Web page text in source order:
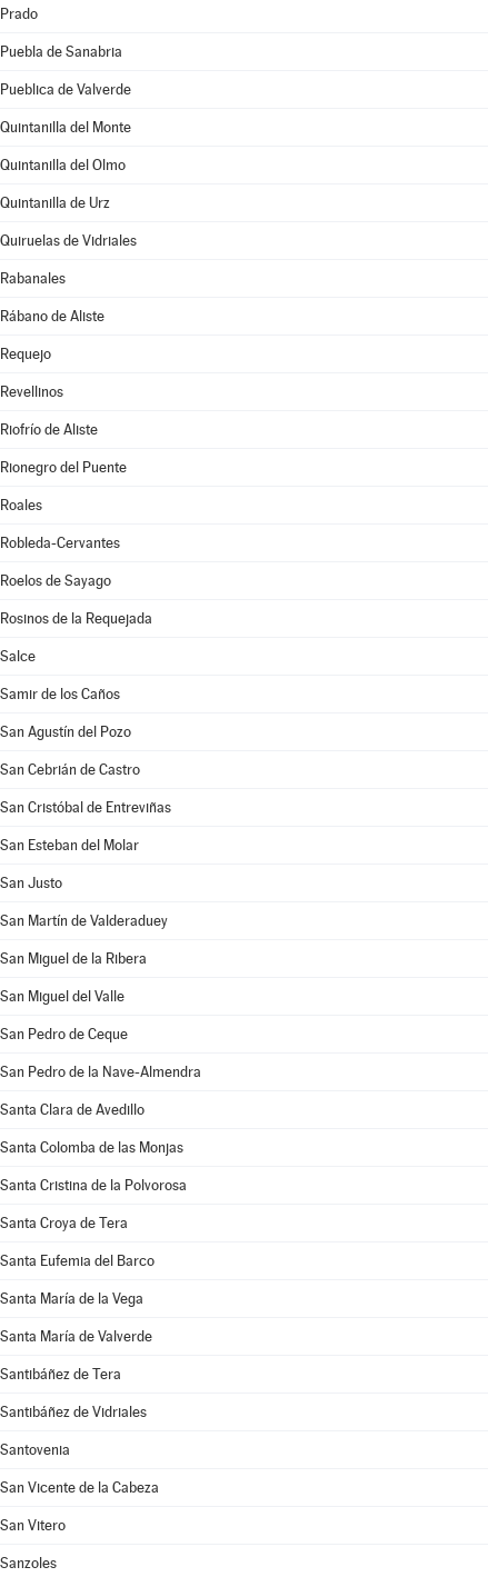
Prado
Puebla de Sanabria
Pueblica de Valverde
Quintanilla del Monte
Quintanilla del Olmo
Quintanilla de Urz
Quiruelas de Vidriales
Rabanales
Rábano de Aliste
Requejo
Revellinos
Riofrío de Aliste
Rionegro del Puente
Roales
Robleda-Cervantes
Roelos de Sayago
Rosinos de la Requejada
Salce
Samir de los Caños
San Agustín del Pozo
San Cebrián de Castro
San Cristóbal de Entreviñas
San Esteban del Molar
San Justo
San Martín de Valderaduey
San Miguel de la Ribera
San Miguel del Valle
San Pedro de Ceque
San Pedro de la Nave-Almendra
Santa Clara de Avedillo
Santa Colomba de las Monjas
Santa Cristina de la Polvorosa
Santa Croya de Tera
Santa Eufemia del Barco
Santa María de la Vega
Santa María de Valverde
Santibáñez de Tera
Santibáñez de Vidriales
Santovenia
San Vicente de la Cabeza
San Vitero
Sanzoles